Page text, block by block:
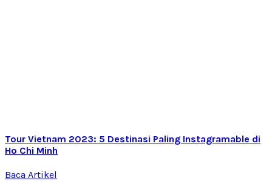
Tour Vietnam 2023: 5 Destinasi Paling Instagramable di
Ho Chi Minh
Baca Artikel